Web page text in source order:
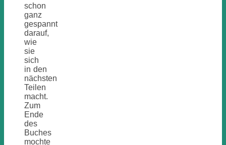
schon
ganz
gespannt
darauf,
wie
sie
sich
in den
nächsten
Teilen
macht.
Zum
Ende
des
Buches
mochte